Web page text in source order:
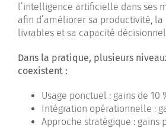
l’intelligence artificielle dans ses
afin d’améliorer sa productivité,
livrables et sa capacité
Dans la pratique, plusieurs
coexistent :
Usage ponctuel : gains de 10
Intégration opérationnelle :
Approche stratégique : gains